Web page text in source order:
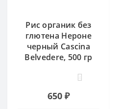
Рис органик без
глютена Нероне
черный Cascina
Belvedere, 500 гр
650 ₽